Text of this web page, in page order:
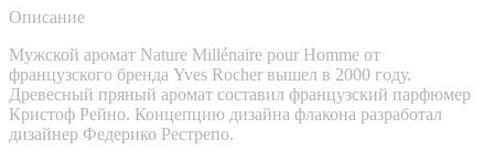
Описание
Мужской аромат Nature Millénaire pour Homme от
французского бренда Yves Rocher вышел в 2000 году.
Древесный пряный аромат составил французский парфюмер
Кристоф Рейно. Концепцию дизайна флакона разработал
дизайнер Федерико Рестрепо.